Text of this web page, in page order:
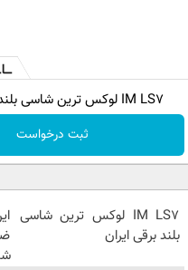
IM LS7 لوکس ترین شاسی بلند برقی ایران
ثبت درخواست
IM LS7 لوکس ترین شاسی
بلند برقی ایران